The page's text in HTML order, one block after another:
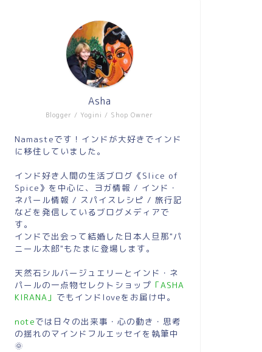
【カトマンズ・ネパール】雨季のカ
トマンズでしっかり観光！王道おす
すめスポットの紹介！
01/21/2025
インドネパールあれこれ
Blogger / Yogini / Shop Owner
Asha
Namasteです！インドが大好きでインド
に移住していました。
インド好き人間の生活ブログ《Slice of
Spice》を中心に、ヨガ情報 / インド・
ネパール情報 / スパイスレシピ / 旅行記
などを発信しているブログメディアで
す。
インドで出会って結婚した日本人旦那"パ
ニール太郎"もたまに登場します。
天然石シルバージュエリーとインド・ネ
パールの一点物セレクトショップ 「ASHA
KIRANA」 でもインドloveをお届け中。
noteでは日々の出来事・心の動き・思考
の揺れのマインドフルエッセイを執筆中
🌞